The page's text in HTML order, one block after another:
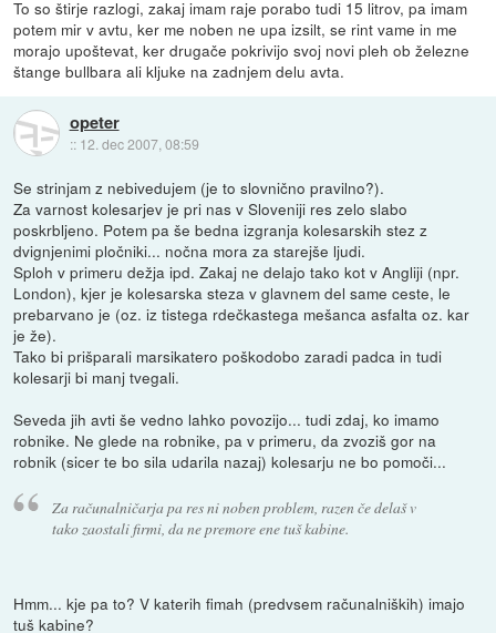
To so štirje razlogi, zakaj imam raje porabo tudi 15 litrov, pa imam
potem mir v avtu, ker me noben ne upa izsilt, se rint vame in me
morajo upoštevat, ker drugače pokrivijo svoj novi pleh ob železne
štange bullbara ali kljuke na zadnjem delu avta.
opeter
:: 12. dec 2007, 08:59
Se strinjam z nebivedujem (je to slovnično pravilno?).
Za varnost kolesarjev je pri nas v Sloveniji res zelo slabo
poskrbljeno. Potem pa še bedna izgranja kolesarskih stez z
dvignjenimi pločniki... nočna mora za starejše ljudi.
Sploh v primeru dežja ipd. Zakaj ne delajo tako kot v Angliji (npr.
London), kjer je kolesarska steza v glavnem del same ceste, le
prebarvano je (oz. iz tistega rdečkastega mešanca asfalta oz. kar
je že).
Tako bi prišparali marsikatero poškodobo zaradi padca in tudi
kolesarji bi manj tvegali.
Seveda jih avti še vedno lahko povozijo... tudi zdaj, ko imamo
robnike. Ne glede na robnike, pa v primeru, da zvoziš gor na
robnik (sicer te bo sila udarila nazaj) kolesarju ne bo pomoči...
Za računalničarja pa res ni noben problem, razen če delaš v
tako zaostali firmi, da ne premore ene tuš kabine.
Hmm... kje pa to? V katerih fimah (predvsem računalniških) imajo
tuš kabine?